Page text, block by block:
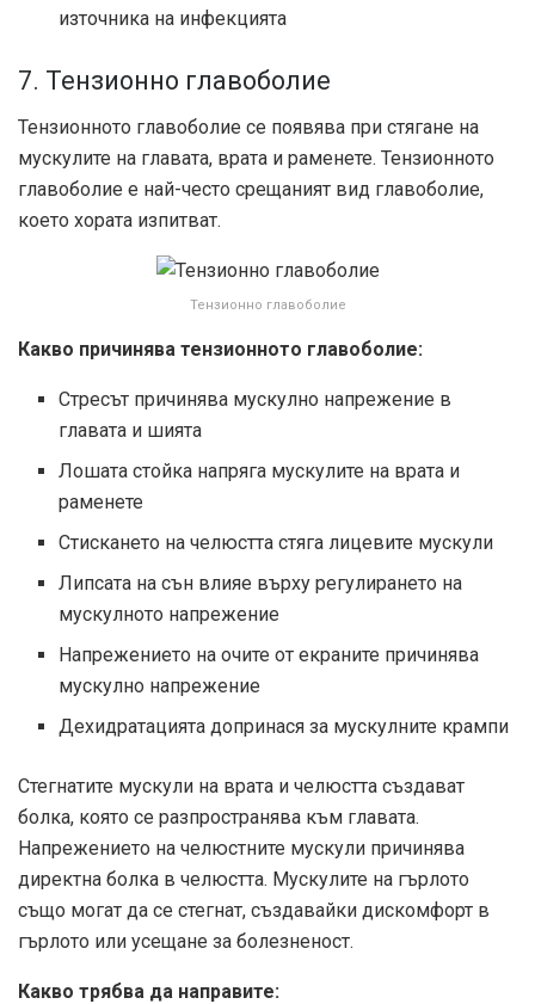
източника на инфекцията
7. Тензионно главоболие
Тензионното главоболие се появява при стягане на
мускулите на главата, врата и раменете. Тензионното
главоболие е най-често срещаният вид главоболие,
което хората изпитват.
Тензионно главоболие
Какво причинява тензионното главоболие:
Стресът причинява мускулно напрежение в
главата и шията
Лошата стойка напряга мускулите на врата и
раменете
Стискането на челюстта стяга лицевите мускули
Липсата на сън влияе върху регулирането на
мускулното напрежение
Напрежението на очите от екраните причинява
мускулно напрежение
Дехидратацията допринася за мускулните крампи
Стегнатите мускули на врата и челюстта създават
болка, която се разпространява към главата.
Напрежението на челюстните мускули причинява
директна болка в челюстта. Мускулите на гърлото
също могат да се стегнат, създавайки дискомфорт в
гърлото или усещане за болезненост.
Какво трябва да направите: